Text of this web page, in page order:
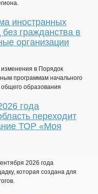
иностранных
гражданства в
организации
изменения в Порядок
программам начального
образования
года
переходит
ТОР «Моя
2026 года
которая создана для